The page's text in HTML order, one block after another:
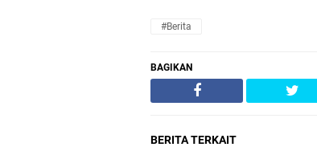
#Berita
BAGIKAN
BERITA TERKAIT